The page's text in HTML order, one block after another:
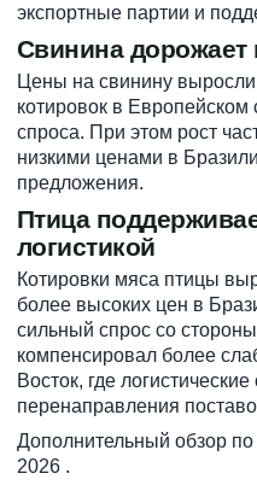
экспортные партии и
Свинина дорожает
Цены на свинину
котировок в
спроса. При этом рост
низкими ценами в
предложения.
Птица
логистикой
Котировки мяса птицы
более высоких цен в
сильный спрос со
компенсировал более
Восток, где
перенаправления
Дополнительный обзор по
2026 .